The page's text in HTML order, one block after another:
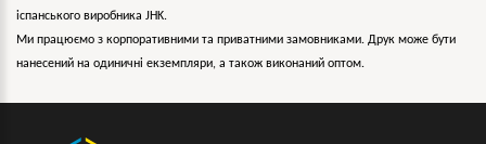
іспанського виробника JHK.
Ми працюємо з корпоративними та приватними замовниками. Друк може бути
нанесений на одиничні екземпляри, а також виконаний оптом.